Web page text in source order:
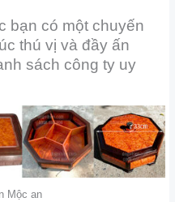
bạn có một chuyến
thú vị và đầy ấn
sách công ty uy
Mộc an